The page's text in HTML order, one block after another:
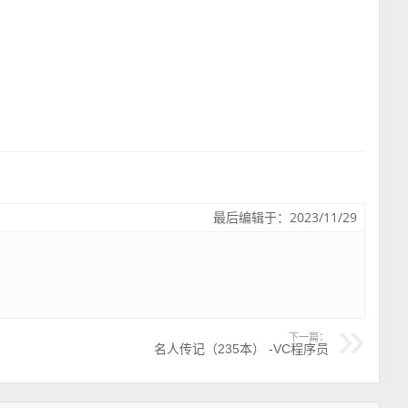
最后编辑于：2023/11/29
下一篇：
名人传记（235本） -VC程序员